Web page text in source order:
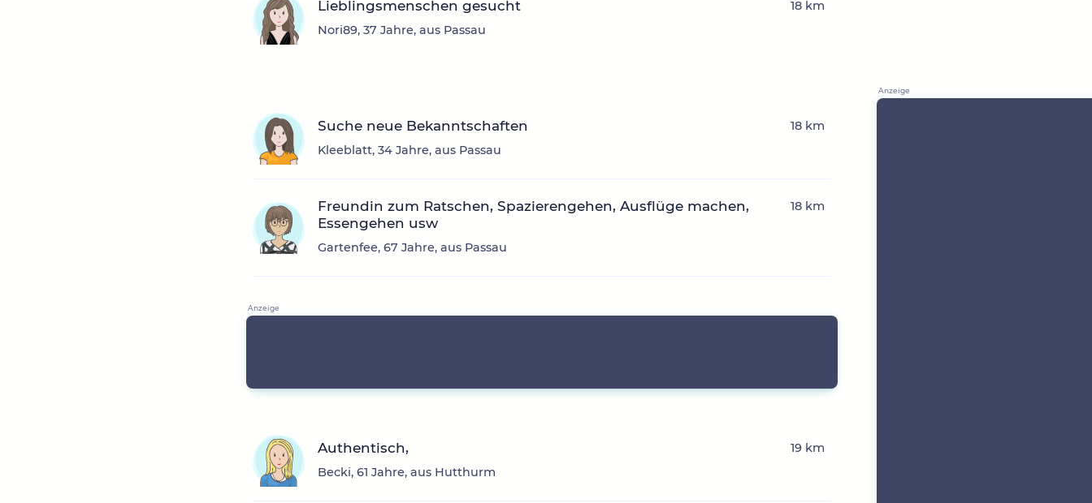
Lieblingsmenschen gesucht
Nori89, 37 Jahre, aus Passau
18 km
Suche neue Bekanntschaften
Kleeblatt, 34 Jahre, aus Passau
18 km
Freundin zum Ratschen, Spazierengehen, Ausflüge machen,
Essengehen usw
Gartenfee, 67 Jahre, aus Passau
18 km
Authentisch,
Becki, 61 Jahre, aus Hutthurm
19 km